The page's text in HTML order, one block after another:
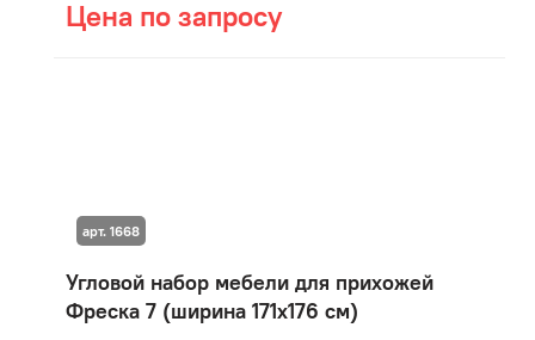
Цена по запросу
Угловой набор мебели для прихожей
Фреска 7 (ширина 171х176 см)
арт. 1668